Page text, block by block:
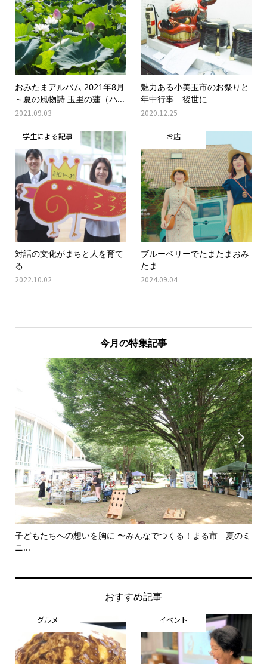
おみたまアルバム 2021年8月
～夏の風物詩 玉里の蓮（ハ...
2021.09.03
魅力ある小美玉市のお祭りと
年中行事 後世に
2020.12.25
学生による記事
対話の文化がまちと人を育て
る
2022.10.02
お店
ブルーベリーでたまたまおみ
たま
2024.09.04
今月の特集記事

子どもたちへの想いを胸に 〜みんなでつくる！まる市 夏のミ
ニ...

おすすめ記事
グルメ イベント